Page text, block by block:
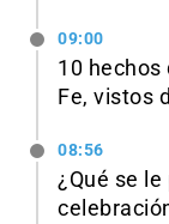
09:00
10 hechos
Fe, vistos
08:56
¿Qué se